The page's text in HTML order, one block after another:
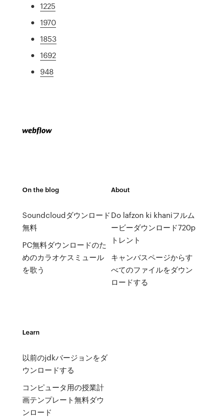
1225
1970
1853
1692
948
On the blog
Soundcloudダウンロード
無料
PC無料ダウンロードのた
めのカラオケスミュール
を歌う
About
Do lafzon ki khaniフルム
ービーダウンロード720p
トレント
キャンバスページからす
べてのファイルをダウン
ロードする
Learn
以前のjdkバージョンをダ
ウンロードする
コンピュータ用の授業計
画テンプレート無料ダウ
ンロード